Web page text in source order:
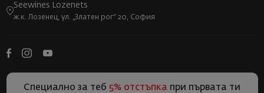
Seewines Lozenets
ж.к. Лозенец, ул. „Златен рог“ 20, София
Специално за теб 5% отстъпка при първата ти